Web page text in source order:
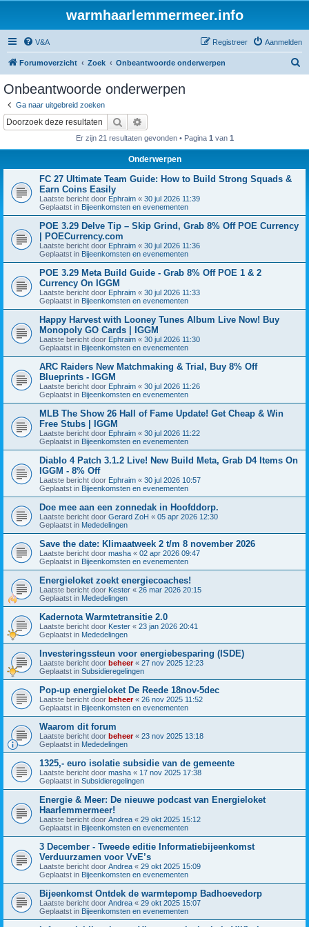
warmhaarlemmermeer.info
V&A Aanmelden
Registreer
Forumoverzicht Zoek Onbeantwoorde onderwerpen
Onbeantwoorde onderwerpen
Ga naar uitgebreid zoeken
Zoek
Er zijn 21 resultaten gevonden • Pagina 1 van 1
Onderwerpen
FC 27 Ultimate Team Guide: How to Build Strong Squads &
Earn Coins Easily
Laatste bericht door Ephraim « 30 jul 2026 11:39
Geplaatst in Bijeenkomsten en evenementen
POE 3.29 Delve Tip – Skip Grind, Grab 8% Off POE Currency
| POECurrency.com
Laatste bericht door Ephraim « 30 jul 2026 11:36
Geplaatst in Bijeenkomsten en evenementen
POE 3.29 Meta Build Guide - Grab 8% Off POE 1 & 2
Currency On IGGM
Laatste bericht door Ephraim « 30 jul 2026 11:33
Geplaatst in Bijeenkomsten en evenementen
Happy Harvest with Looney Tunes Album Live Now! Buy
Monopoly GO Cards | IGGM
Laatste bericht door Ephraim « 30 jul 2026 11:30
Geplaatst in Bijeenkomsten en evenementen
ARC Raiders New Matchmaking & Trial, Buy 8% Off
Blueprints - IGGM
Laatste bericht door Ephraim « 30 jul 2026 11:26
Geplaatst in Bijeenkomsten en evenementen
MLB The Show 26 Hall of Fame Update! Get Cheap & Win
Free Stubs | IGGM
Laatste bericht door Ephraim « 30 jul 2026 11:22
Geplaatst in Bijeenkomsten en evenementen
Diablo 4 Patch 3.1.2 Live! New Build Meta, Grab D4 Items On
IGGM - 8% Off
Laatste bericht door Ephraim « 30 jul 2026 10:57
Geplaatst in Bijeenkomsten en evenementen
Doe mee aan een zonnedak in Hoofddorp.
Laatste bericht door Gerard ZoH « 05 apr 2026 12:30
Geplaatst in Mededelingen
Save the date: Klimaatweek 2 t/m 8 november 2026
Laatste bericht door masha « 02 apr 2026 09:47
Geplaatst in Bijeenkomsten en evenementen
Energieloket zoekt energiecoaches!
Laatste bericht door Kester « 26 mar 2026 20:15
Geplaatst in Mededelingen
Kadernota Warmtetransitie 2.0
Laatste bericht door Kester « 23 jan 2026 20:41
Geplaatst in Mededelingen
Investeringssteun voor energiebesparing (ISDE)
Laatste bericht door beheer« 27 nov 2025 12:23
Geplaatst in Subsidieregelingen
Pop-up energieloket De Reede 18nov-5dec
Laatste bericht door beheer« 26 nov 2025 11:52
Geplaatst in Bijeenkomsten en evenementen
Waarom dit forum
Laatste bericht door beheer« 23 nov 2025 13:18
Geplaatst in Mededelingen
1325,- euro isolatie subsidie van de gemeente
Laatste bericht door masha « 17 nov 2025 17:38
Geplaatst in Subsidieregelingen
Energie & Meer: De nieuwe podcast van Energieloket
Haarlemmermeer!
Laatste bericht door Andrea « 29 okt 2025 15:12
Geplaatst in Bijeenkomsten en evenementen
3 December - Tweede editie Informatiebijeenkomst
Verduurzamen voor VvE’s
Laatste bericht door Andrea « 29 okt 2025 15:09
Geplaatst in Bijeenkomsten en evenementen
Bijeenkomst Ontdek de warmtepomp Badhoevedorp
Laatste bericht door Andrea « 29 okt 2025 15:07
Geplaatst in Bijeenkomsten en evenementen